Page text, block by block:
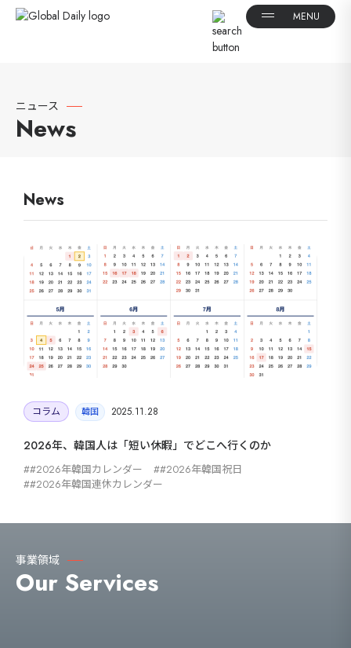
ニュース
News
News
コラム 韓国 2025.11.28
2026年、韓国人は「短い休暇」でどこへ行くのか
#2026年韓国カレンダー
#2026年韓国祝日
#2026年韓国連休カレンダー
事業領域
Our Services